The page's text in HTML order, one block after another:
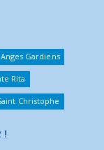
Anges Gardiens
Rita
Christophe
!